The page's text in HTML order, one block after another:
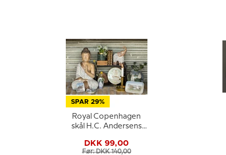
SPAR 29%
Royal Copenhagen
skål H.C. Andersens
DKK 99,00
Før: DKK 140,00